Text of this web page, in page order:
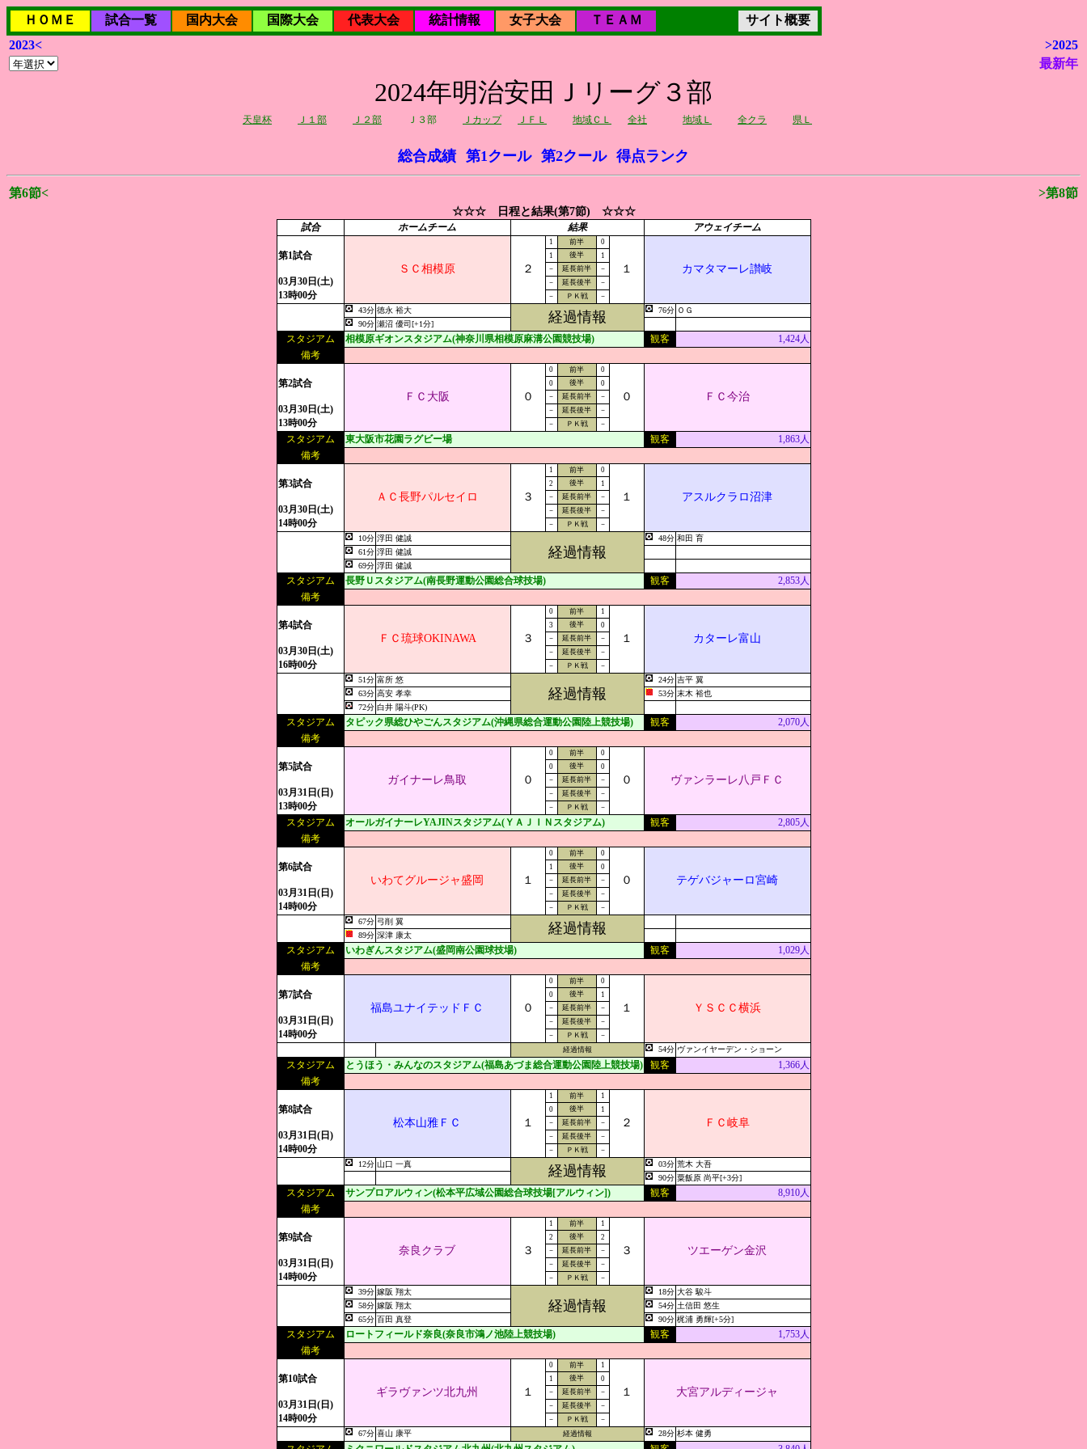
ＨＯＭＥ 試合一覧 国内大会 国際大会 代表大会 統計情報 女子大会 ＴＥＡＭ
サイト概要
2023<
>2025
最新年
2024年明治安田Ｊリーグ３部
天皇杯 Ｊ１部 Ｊ２部 Ｊ３部 Ｊカップ ＪＦＬ 地域ＣＬ 全社 地域Ｌ 全クラ 県Ｌ
総合成績 第1クール 第2クール 得点ランク
第6節< >第8節
☆☆☆ 日程と結果(第7節) ☆☆☆
試合 ホームチーム 結果 アウェイチーム
第1試合
03月30日(土)
13時00分
ＳＣ相模原 ２
1 前半 0
１ カマタマーレ讃岐
1 後半
1
－
延長前半
－
－
延長後半
－
－
ＰＫ戦 －
43分 徳永 裕大 経過情報 76分 ＯＧ
90分 瀬沼 優司[+1分]
スタジアム 相模原ギオンスタジアム(神奈川県相模原麻溝公園競技場) 観客
1,424人
備考
第2試合
03月30日(土)
13時00分
ＦＣ大阪 ０
0 前半 0
０ ＦＣ今治
0 後半
0
－
延長前半
－
－
延長後半
－
－
ＰＫ戦 －
スタジアム 東大阪市花園ラグビー場 観客
1,863人
備考
第3試合
03月30日(土)
14時00分
ＡＣ長野パルセイロ ３
1 前半 0
１ アスルクラロ沼津
2 後半
1
－
延長前半
－
－
延長後半
－
－
ＰＫ戦 －
10分 浮田 健誠
経過情報
48分 和田 育
61分 浮田 健誠
69分 浮田 健誠
スタジアム 長野Ｕスタジアム(南長野運動公園総合球技場) 観客
2,853人
備考
第4試合
03月30日(土)
16時00分
ＦＣ琉球OKINAWA ３
0 前半 1
１ カターレ富山
3 後半
0
－
延長前半
－
－
延長後半
－
－
ＰＫ戦 －
51分 富所 悠
経過情報
24分 吉平 翼
63分 高安 孝幸 53分 末木 裕也
72分 白井 陽斗(PK)
スタジアム タピック県総ひやごんスタジアム(沖縄県総合運動公園陸上競技場) 観客
2,070人
備考
第5試合
03月31日(日)
13時00分
ガイナーレ鳥取 ０
0 前半 0
０ ヴァンラーレ八戸ＦＣ
0 後半
0
－
延長前半
－
－
延長後半
－
－
ＰＫ戦 －
スタジアム オールガイナーレYAJINスタジアム(ＹＡＪＩＮスタジアム) 観客
2,805人
備考
第6試合
03月31日(日)
14時00分
いわてグルージャ盛岡 １
0 前半 0
０ テゲバジャーロ宮崎
1 後半
0
－
延長前半
－
－
延長後半
－
－
ＰＫ戦 －
67分 弓削 翼 経過情報
89分 深津 康太
スタジアム いわぎんスタジアム(盛岡南公園球技場) 観客
1,029人
備考
第7試合
03月31日(日)
14時00分
福島ユナイテッドＦＣ ０
0 前半 0
１ ＹＳＣＣ横浜
0 後半
1
－
延長前半
－
－
延長後半
－
－
ＰＫ戦
－
経過情報
54分 ヴァンイヤーデン・ショーン
スタジアム とうほう・みんなのスタジアム(福島あづま総合運動公園陸上競技場) 観客
1,366人
備考
第8試合
03月31日(日)
14時00分
松本山雅ＦＣ １
1 前半 1
２ ＦＣ岐阜
0 後半
1
－
延長前半
－
－
延長後半
－
－
ＰＫ戦 －
12分 山口 一真 経過情報 03分 荒木 大吾
90分 粟飯原 尚平[+3分]
スタジアム サンプロアルウィン(松本平広域公園総合球技場[アルウィン]) 観客
8,910人
備考
第9試合
03月31日(日)
14時00分
奈良クラブ ３
1 前半 1
３ ツエーゲン金沢
2 後半
2
－
延長前半
－
－
延長後半
－
－
ＰＫ戦 －
39分 嫁阪 翔太
経過情報
18分 大谷 駿斗
58分 嫁阪 翔太 54分 土信田 悠生
65分 百田 真登 90分 梶浦 勇輝[+5分]
スタジアム ロートフィールド奈良(奈良市鴻ノ池陸上競技場) 観客
1,753人
備考
第10試合
03月31日(日)
14時00分
ギラヴァンツ北九州 １
0 前半 1
１ 大宮アルディージャ
1 後半
0
－
延長前半
－
－
延長後半
－
－
ＰＫ戦 －
67分 喜山 康平 経過情報 28分 杉本 健勇